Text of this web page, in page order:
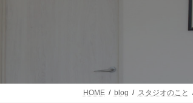
HOME blog スタジオのこと